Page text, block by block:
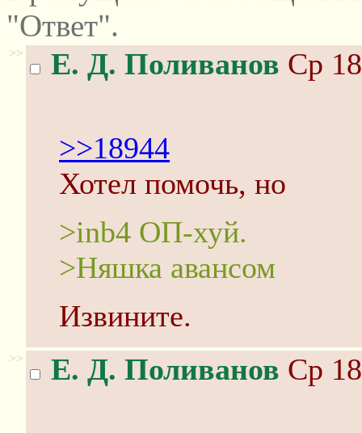
"Ответ".
>> Е. Д. Поливанов Ср
>>18944
Хотел помочь, но
>inb4 ОП-хуй.
>Няшка авансом
Извините.
>> Е. Д. Поливанов Ср